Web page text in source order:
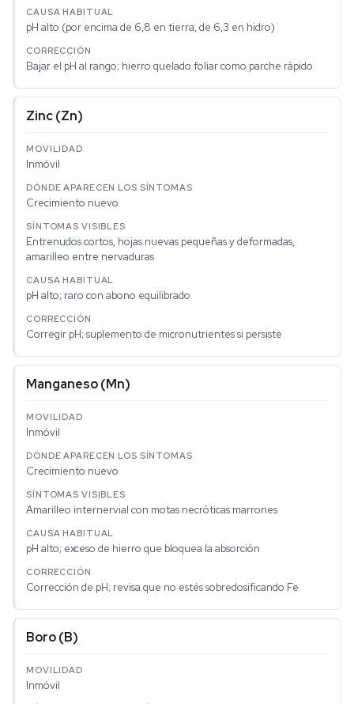
pH alto (por encima de 6,8 en tierra, de 6,3 en hidro)
Bajar el pH al rango; hierro quelado foliar como parche rápido
Zinc (Zn)
Inmóvil
Crecimiento nuevo
Entrenudos cortos, hojas nuevas pequeñas y deformadas,
amarilleo entre nervaduras
pH alto; raro con abono equilibrado
Corregir pH; suplemento de micronutrientes si persiste
Manganeso (Mn)
Inmóvil
Crecimiento nuevo
Amarilleo internervial con motas necróticas marrones
pH alto; exceso de hierro que bloquea la absorción
Corrección de pH; revisa que no estés sobredosificando Fe
Boro (B)
Inmóvil